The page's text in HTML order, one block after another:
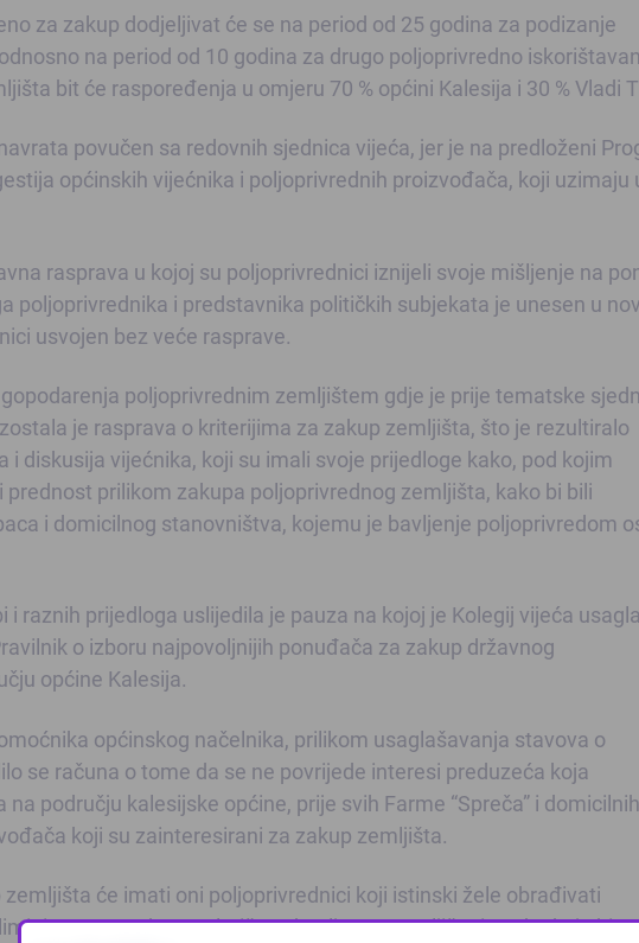
za zakup dodjeljivat će se na period od 25 godina za podizanje
na period od 10 godina za drugo poljoprivredno
bit će raspoređenja u omjeru 70 % općini Kalesija i 30 % Vladi
povučen sa redovnih sjednica vijeća, jer je na predloženi
općinskih vijećnika i poljoprivrednih proizvođača, koji uzimaju
rasprava u kojoj su poljoprivrednici iznijeli svoje mišljenje na
poljoprivrednika i predstavnika političkih subjekata je unesen u
usvojen bez veće rasprave.
poljoprivrednim zemljištem gdje je prije tematske
je rasprava o kriterijima za zakup zemljišta, što je rezultiralo
diskusija vijećnika, koji su imali svoje prijedloge kako, pod kojim
prilikom zakupa poljoprivrednog zemljišta, kako bi bili
i domicilnog stanovništva, kojemu je bavljenje poljoprivredom
i raznih prijedloga uslijedila je pauza na kojoj je Kolegij vijeća
o izboru najpovoljnijih ponuđača za zakup državnog
općine Kalesija.
općinskog načelnika, prilikom usaglašavanja stavova o
se računa o tome da se ne povrijede interesi preduzeća koja
području kalesijske općine, prije svih Farme “Spreča” i domicilnih
koji su zainteresirani za zakup zemljišta.
će imati oni poljoprivrednici koji istinski žele obrađivati
neredovne platiše zakupljenog zemljišta i osobe koje bi